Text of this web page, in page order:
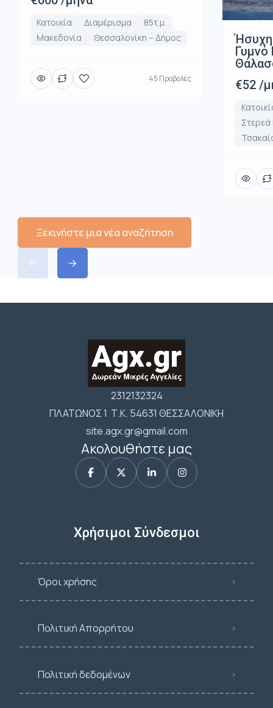
Κατοικία Διαμέρισμα
85τ.μ.
Μακεδονία
Θεσσαλονίκη – Δήμος
45 Προβολές
Γυμνό
€52 /
Ξεκινήστε μια νέα αναζήτηση
2312132324
ΠΛΑΤΩΝΟΣ 1 Τ.Κ. 54631 ΘΕΣΣΑΛΟΝΙΚΗ
site.agx.gr@gmail.com
Ακολουθήστε μας
Χρήσιμοι Σύνδεσμοι
Όροι χρήσης
Πολιτική Απορρήτου
Πολιτική δεδομένων